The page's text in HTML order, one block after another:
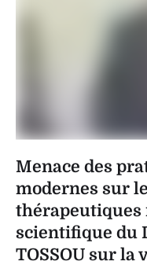
Menace des
modernes sur
thérapeutiques
scientifique du
TOSSOU sur